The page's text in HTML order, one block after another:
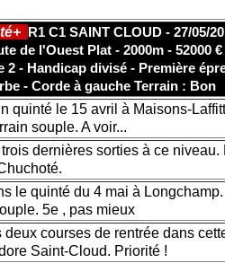
R1 C1 SAINT CLOUD - 27/05/
de l'Ouest Plat - 2000m - 52000
2 - Handicap divisé - Première
- Corde à gauche Terrain : Bon
quinté le 15 avril à Maisons-
souple. A voir...
dernières sorties à ce niveau.
le quinté du 4 mai à
5e , pas mieux
deux courses de rentrée dans
Saint-Cloud. Priorité !